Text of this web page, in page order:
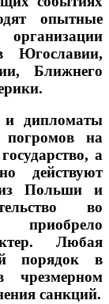
опытные
Югославии,
Ближнего
и дипломаты
на
а
действуют
из Польши и
во
Любая
порядок в
чрезмерном
санкций.